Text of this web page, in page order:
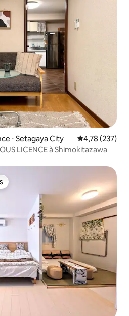
⋅ Setagaya City Évaluation
4,78 (237)
LICENCE à Shimokitazawa